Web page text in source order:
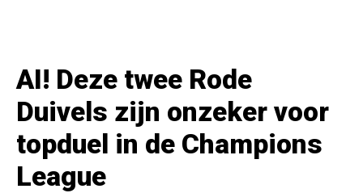
AI! Deze twee Rode
Duivels zijn onzeker voor
topduel in de Champions
League